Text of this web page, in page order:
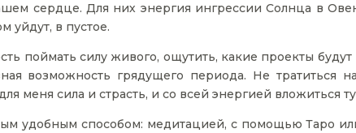
сердце. Для них энергия ингрессии Солнца в
уйдут, в пустое.
поймать силу живого, ощутить, какие проекты
возможность грядущего периода. Не тратиться
меня сила и страсть, и со всей энергией вложиться
удобным способом: медитацией, с помощью Таро